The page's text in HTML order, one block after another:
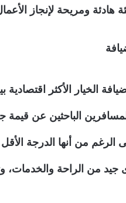
هادئة ومريحة لإنجاز
الخيار الأكثر اقتصادية
الباحثين عن قيمة
الرغم من أنها الدرجة الأقل
جيد من الراحة والخدمات،